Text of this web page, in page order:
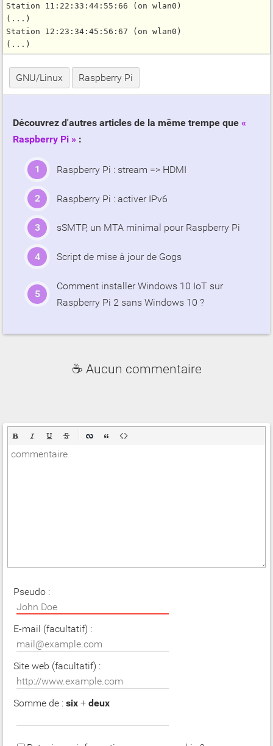
Station 11:22:33:44:55:66 (on wlan0)
(...)
Station 12:23:34:45:56:67 (on wlan0)
GNU/Linux Raspberry Pi
Découvrez d'autres articles de la même trempe que
Raspberry Pi
:
Raspberry Pi : stream => HDMI
Raspberry Pi : activer IPv6
sSMTP, un MTA minimal pour Raspberry Pi
Script de mise à jour de Gogs
Comment installer Windows 10 IoT sur
Raspberry Pi 2 sans Windows 10 ?
☕ Aucun commentaire
Pseudo :
E-mail (facultatif) :
Site web (facultatif) :
Somme de : six + deux